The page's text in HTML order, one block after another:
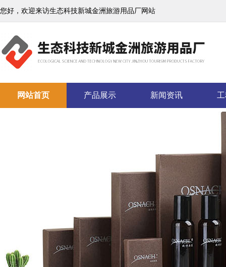
您好，欢迎来访生态科技新城金洲旅游用品厂网站
网站首页 产品展示 新闻资讯